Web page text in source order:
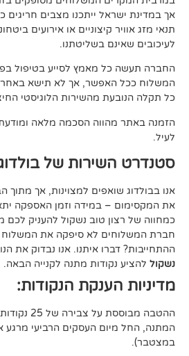
ייתכנו מצבים חריגים כגון חגים, עומסי
או אירועים ביטחוניים, העשויים
בשליטתנו.
מאמץ לסייע בטיפול בפניות וללוות את
אך לא תישא באחריות לעיכובים, אי-
מהשירות הלוגיסטי החיצוני.
הסכמה מלאה ומודעת לכל התנאים
של בולדוג
למצוינות, אך מתוך הבנה שלא תמיד
במידה וזמן האספקה יתארך מעבר לרף
טוב נשקול להעניק לכם מתנה.
לא סיפקה את המשלוח וכבר יום לפני
איתנו. אנו נבדוק את הנושא ובמידה והיה
מתנה לקנייה הבאה.
הנקודות:
ההטבה מבוססת על צבירה של 25 נקודות מועדון